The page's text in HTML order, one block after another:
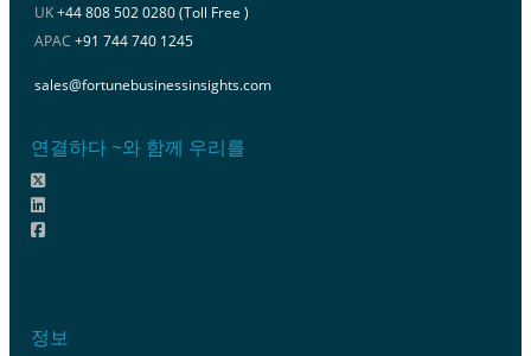
UK+44 808 502 0280 (Toll Free )
APAC +91 744 740 1245
sales@fortunebusinessinsights.com
연결하다 ~와 함께 우리를
정보